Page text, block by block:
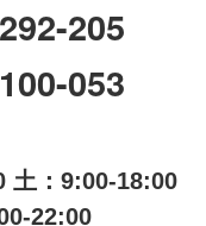
205
053
土：9:00-18:00
22:00